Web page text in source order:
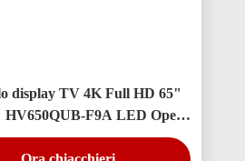
display TV 4K Full HD 65"
HV650QUB-F9A LED Open
Cell